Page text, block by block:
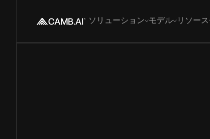
ソリューション モデル リソース